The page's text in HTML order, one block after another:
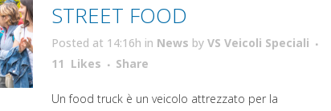
Attiva comandoSTREET FOOD
Posted at 14:16h in News by VS Veicoli Speciali
11 Likes ShareAttiva comando
Un food truck è un veicolo attrezzato per la